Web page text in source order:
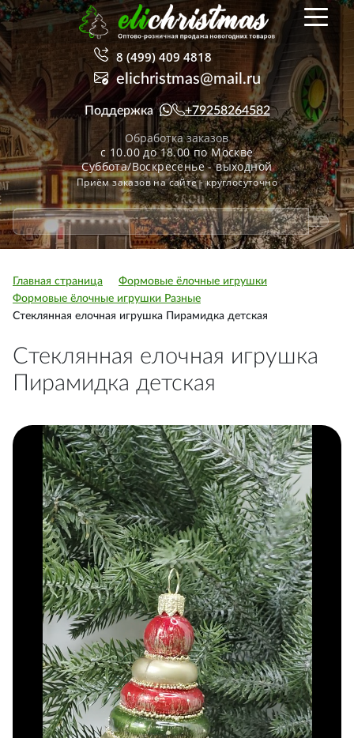
8 (499) 409 4818
elichristmas@mail.ru
Поддержка +79258264582
Обработка заказов
с 10.00 до 18.00 по Москве
Суббота/Воскресенье - выходной
Приём заказов на сайте - круглосуточно
Главная страница
Формовые ёлочные игрушки
Формовые ёлочные игрушки Разные
Стеклянная елочная игрушка Пирамидка детская
Стеклянная елочная игрушка
Пирамидка детская